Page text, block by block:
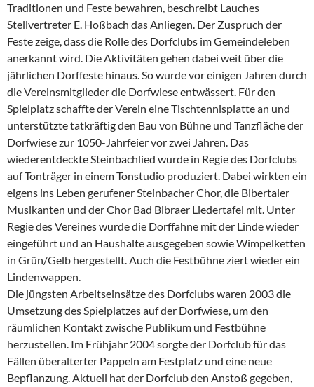
Traditionen und Feste bewahren, beschreibt Lauches
Stellvertreter E. Hoßbach das Anliegen. Der Zuspruch der
Feste zeige, dass die Rolle des Dorfclubs im Gemeindeleben
anerkannt wird. Die Aktivitäten gehen dabei weit über die
jährlichen Dorffeste hinaus. So wurde vor einigen Jahren durch
die Vereinsmitglieder die Dorfwiese entwässert. Für den
Spielplatz schaffte der Verein eine Tischtennisplatte an und
unterstützte tatkräftig den Bau von Bühne und Tanzfläche der
Dorfwiese zur 1050-Jahrfeier vor zwei Jahren. Das
wiederentdeckte Steinbachlied wurde in Regie des Dorfclubs
auf Tonträger in einem Tonstudio produziert. Dabei wirkten ein
eigens ins Leben gerufener Steinbacher Chor, die Bibertaler
Musikanten und der Chor Bad Bibraer Liedertafel mit. Unter
Regie des Vereines wurde die Dorffahne mit der Linde wieder
eingeführt und an Haushalte ausgegeben sowie Wimpelketten
in Grün/Gelb hergestellt. Auch die Festbühne ziert wieder ein
Lindenwappen.
Die jüngsten Arbeitseinsätze des Dorfclubs waren 2003 die
Umsetzung des Spielplatzes auf der Dorfwiese, um den
räumlichen Kontakt zwische Publikum und Festbühne
herzustellen. Im Frühjahr 2004 sorgte der Dorfclub für das
Fällen überalterter Pappeln am Festplatz und eine neue
Bepflanzung. Aktuell hat der Dorfclub den Anstoß gegeben,